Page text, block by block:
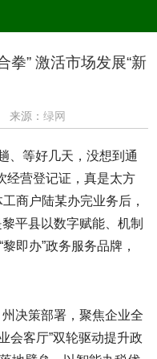
数码
色产业 污染防治
拳” 激活市场发展“新
来源： 绿网
、等好几天，没想到通
经营登记证，真是太方
商户陆某办完业务后，
平县以数字赋能、机制
即办”政务服务品牌，
决策部署，聚焦企业全
会客厅”双轮驱动提升政